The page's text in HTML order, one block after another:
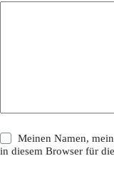
Meinen Namen,
in diesem Browser für